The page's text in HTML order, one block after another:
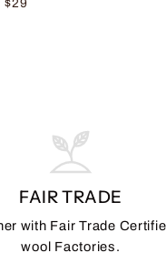
$29
FAIR TRADE
with Fair Trade
wool Factories.